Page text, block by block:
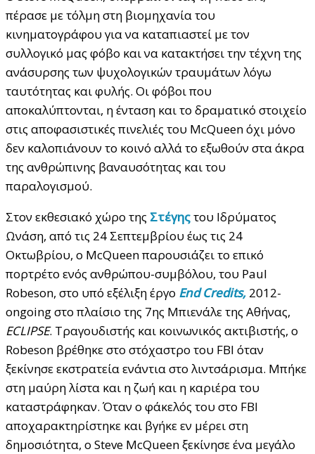
πέρασε με τόλμη στη βιομηχανία του
κινηματογράφου για να καταπιαστεί με τον
συλλογικό μας φόβο και να κατακτήσει την τέχνη της
ανάσυρσης των ψυχολογικών τραυμάτων λόγω
ταυτότητας και φυλής. Οι φόβοι που
αποκαλύπτονται, η ένταση και το δραματικό στοιχείο
στις αποφασιστικές πινελιές του McQueen όχι μόνο
δεν καλοπιάνουν το κοινό αλλά το εξωθούν στα άκρα
της ανθρώπινης βαναυσότητας και του
παραλογισμού.
Στον εκθεσιακό χώρο της Στέγηςτου Ιδρύματος
Ωνάση, από τις 24 Σεπτεμβρίου έως τις 24
Οκτωβρίου, ο McQueen παρουσιάζει το επικό
πορτρέτο ενός ανθρώπου-συμβόλου, του Paul
Robeson, στο υπό εξέλιξη έργο End Credits, 2012-
ongoing στο πλαίσιο της 7ης Μπιενάλε της Αθήνας,
ECLIPSE. Τραγουδιστής και κοινωνικός ακτιβιστής, ο
Robeson βρέθηκε στο στόχαστρο του FBI όταν
ξεκίνησε εκστρατεία ενάντια στο λιντσάρισμα. Μπήκε
στη μαύρη λίστα και η ζωή και η καριέρα του
καταστράφηκαν. Όταν ο φάκελός του στο FBI
αποχαρακτηρίστηκε και βγήκε εν μέρει στη
δημοσιότητα, ο Steve McQueen ξεκίνησε ένα μεγάλο